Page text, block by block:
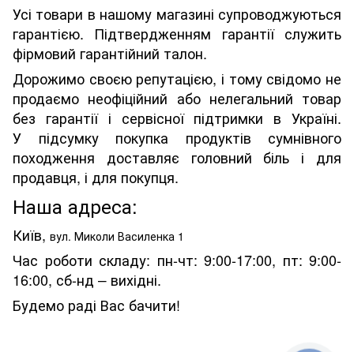
Усі товари в нашому магазині супроводжуються
гарантією. Підтвердженням гарантії служить
фірмовий гарантійний талон.
Дорожимо своєю репутацією, і тому свідомо не
продаємо неофіційний або нелегальний товар
без гарантії і сервісної підтримки в Україні.
У підсумку покупка продуктів сумнівного
походження доставляє головний біль і для
продавця, і для покупця.
Наша адреса:
Київ, вул. Миколи Василенка 1
Час роботи складу: пн-чт: 9:00-17:00, пт: 9:00-
16:00, сб-нд – вихідні.
Будемо раді Вас бачити!